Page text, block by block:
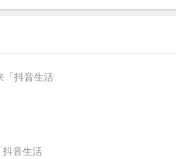
抖音生活